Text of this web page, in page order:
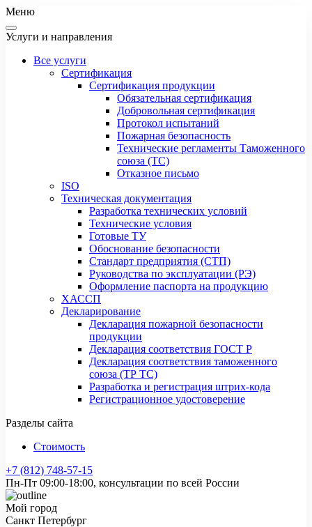
Меню
Услуги и направления
Все услуги
Сертификация
Сертификация продукции
Обязательная сертификация
Добровольная сертификация
Протокол испытаний
Пожарная безопасность
Технические регламенты Таможенного
союза (ТС)
Отказное письмо
ISO
Техническая документация
Разработка технических условий
Технические условия
Готовые ТУ
Обоснование безопасности
Стандарт предприятия (СТП)
Руководства по эксплуатации (РЭ)
Оформление паспорта на продукцию
ХАССП
Декларирование
Декларация пожарной безопасности
продукции
Декларация соответствия ГОСТ Р
Декларация соответствия таможенного
союза (ТР ТС)
Разработка и регистрация штрих-кода
Регистрационное удостоверение
Разделы сайта
Стоимость
+7 (812) 748-57-15
Пн-Пт 09:00-18:00, консультации по всей России
Мой город
Санкт Петербург